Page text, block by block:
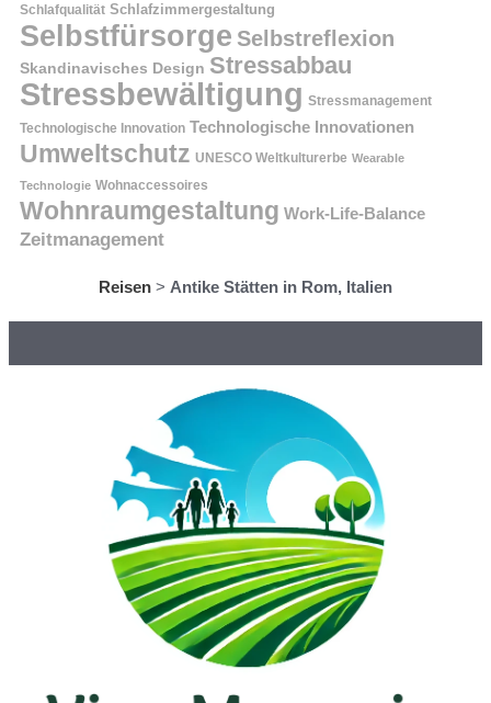
Schlafqualität Schlafzimmergestaltung
Selbstfürsorge Selbstreflexion
Skandinavisches Design Stressabbau
Stressbewältigung Stressmanagement
Technologische Innovation Technologische Innovationen
Umweltschutz UNESCO Weltkulturerbe Wearable
Technologie Wohnaccessoires
Wohnraumgestaltung Work-Life-Balance
Zeitmanagement
Reisen > Antike Stätten in Rom, Italien